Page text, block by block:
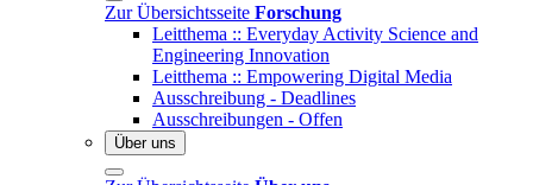
Zur Übersichtsseite Forschung
Leitthema :: Everyday Activity Science and
Engineering Innovation
Leitthema :: Empowering Digital Media
Ausschreibung - Deadlines
Ausschreibungen - Offen
Über uns